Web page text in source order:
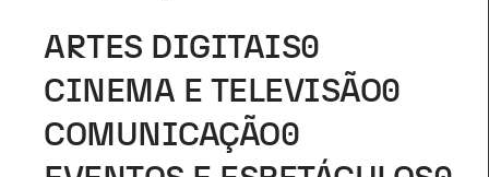
ARTES DIGITAIS0
CINEMA E TELEVISÃO0
COMUNICAÇÃO0